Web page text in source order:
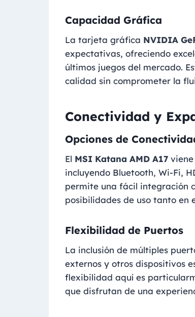
Capacidad Gráfica
La tarjeta gráfica NVIDIA
expectativas, ofreciendo
últimos juegos del mercado.
calidad sin comprometer la
Conectividad y
Opciones de
El MSI Katana AMD A17
incluyendo Bluetooth, Wi-Fi,
permite una fácil integración
posibilidades de uso tanto en
Flexibilidad de Puertos
La inclusión de múltiples
externos y otros dispositivos
flexibilidad aquí es
que disfrutan de una